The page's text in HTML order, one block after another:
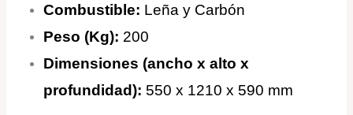
Combustible: Leña y Carbón
Peso (Kg): 200
Dimensiones (ancho x alto x
profundidad): 550 x 1210 x 590 mm